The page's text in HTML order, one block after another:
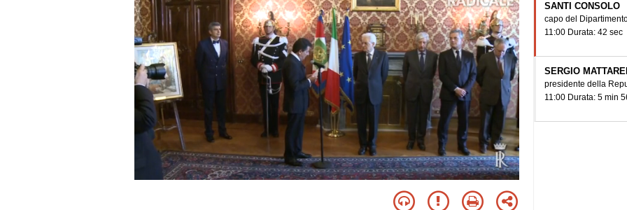
SANTI CONSOLO
capo del
11:00 Durata: 42 sec
SERGIO
presidente della
11:00 Durata: 5 min